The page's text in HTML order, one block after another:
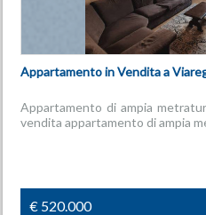
Appartamento in Vendita a
Appartamento di ampia
vendita appartamento di ampia
€ 520.000